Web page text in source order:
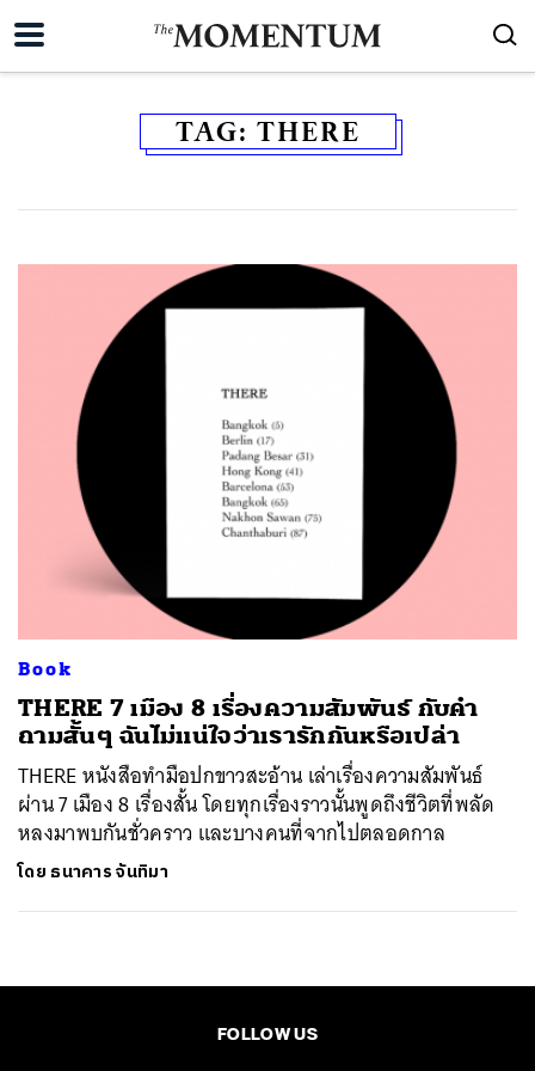
TAG: THERE
Book
​THERE 7 เมือง 8 เรื่องความสัมพันธ์ กับคำ
ถามสั้นๆ ฉันไม่แน่ใจว่าเรารักกันหรือเปล่า
THERE หนังสือทำมือปกขาวสะอ้าน เล่าเรื่องความสัมพันธ์
ผ่าน 7 เมือง 8 เรื่องสั้น โดยทุกเรื่องราวนั้นพูดถึงชีวิตที่พลัด
หลงมาพบกันชั่วคราว และบางคนที่จากไปตลอดกาล
โดย ธนาคาร จันทิมา
FOLLOW US
SHARE EMAIL